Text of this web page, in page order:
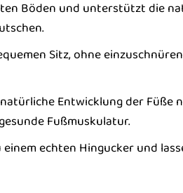
Böden und unterstützt die
Sitz, ohne
Entwicklung der Füße
Fußmuskulatur.
echten Hingucker und